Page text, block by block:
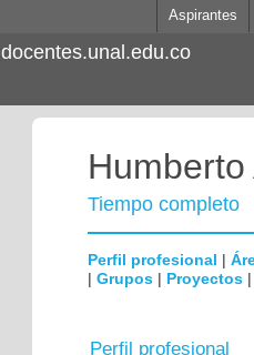
Aspirantes
docentes.unal.edu.co
Tiempo completo
Perfil profesional |
| Grupos | Proyectos
Perfil profesional